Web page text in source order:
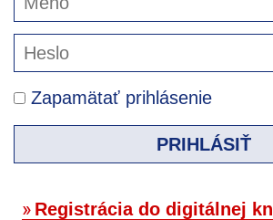
Zapamätať prihlásenie
PRIHLÁSIŤ
Registrácia do digitálnej